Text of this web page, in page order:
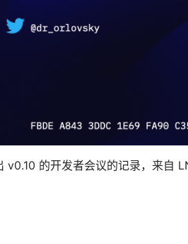
v0.10 的开发者会议的记录，来自